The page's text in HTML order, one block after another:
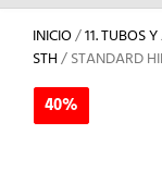
INICIO/11. TUBOS
STH/ STANDARD
40%
40%